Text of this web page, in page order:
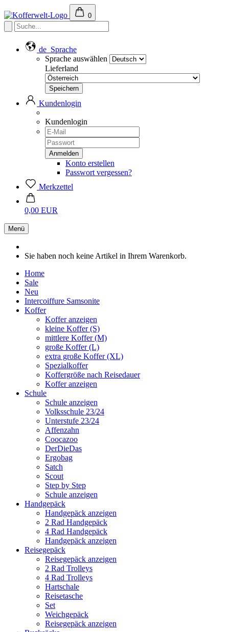
0
de Sprache
Sprache auswählen
Lieferland
Kundenlogin
Kundenlogin
Konto erstellen
Passwort vergessen?
Merkzettel
0,00 EUR
Menü
Sie haben noch keine Artikel in Ihrem Warenkorb.
Home
Sale
Neu
Intercoiffure Samsonite
Koffer
Koffer anzeigen
kleine Koffer (S)
mittlere Koffer (M)
große Koffer (L)
extra große Koffer (XL)
Spezialkoffer
Koffergröße nach Reisedauer
Koffer anzeigen
Schule
Schule anzeigen
Volksschule 23/24
Unterstufe 23/24
Affenzahn
Coocazoo
DerDieDas
Ergobag
Satch
Scout
Step by Step
Schule anzeigen
Handgepäck
Handgepäck anzeigen
2 Rad Handgepäck
4 Rad Handgepäck
Handgepäck anzeigen
Reisegepäck
Reisegepäck anzeigen
2 Rad Trolleys
4 Rad Trolleys
Hartschale
Reisetasche
Set
Weichgepäck
Reisegepäck anzeigen